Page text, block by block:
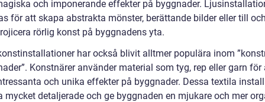
och imponerande effekter på byggnader.
för att skapa abstrakta mönster, berättande bilder eller till
rörlig konst på byggnadens yta.
har också blivit alltmer populära inom
Konstnärer använder material som tyg, rep eller garn för
och unika effekter på byggnader. Dessa textila
mycket detaljerade och ge byggnaden en mjukare och mer